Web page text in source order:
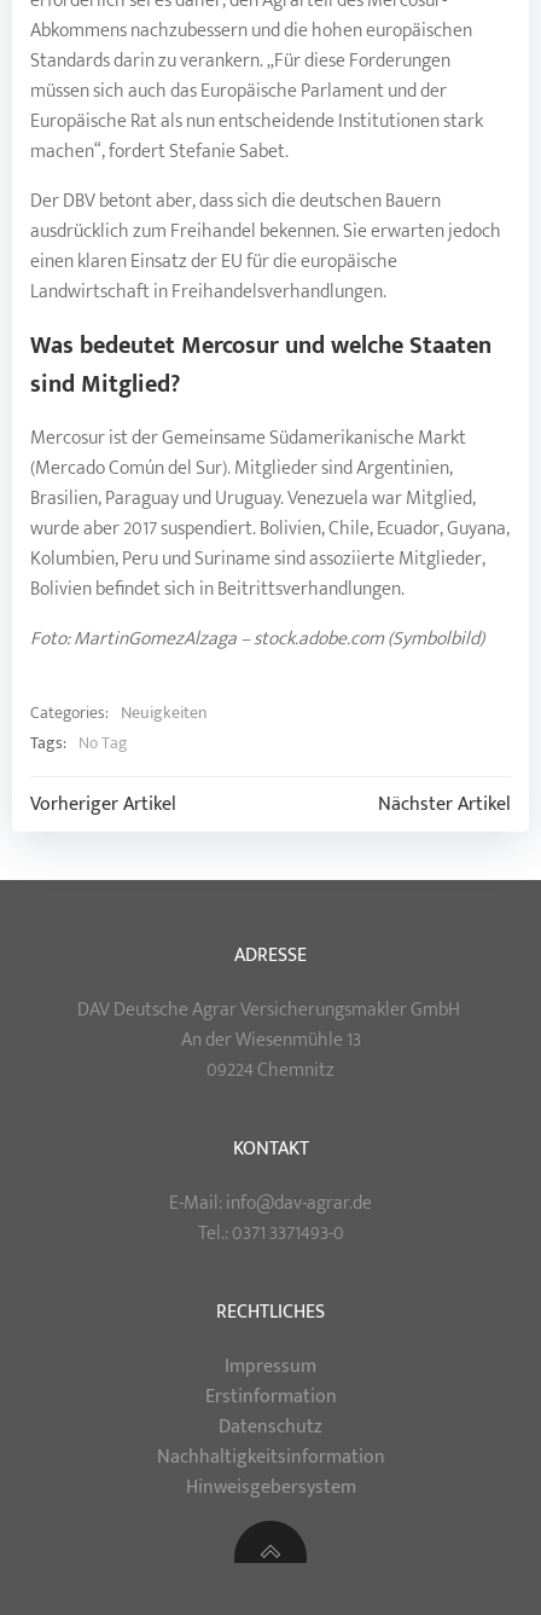
Abkommens nachzubessern und die hohen europäischen
Standards darin zu verankern. „Für diese Forderungen
müssen sich auch das Europäische Parlament und der
Europäische Rat als nun entscheidende Institutionen stark
machen“, fordert Stefanie Sabet.
Der DBV betont aber, dass sich die deutschen Bauern
ausdrücklich zum Freihandel bekennen. Sie erwarten jedoch
einen klaren Einsatz der EU für die europäische
Landwirtschaft in Freihandelsverhandlungen.
Was bedeutet Mercosur und welche Staaten
sind Mitglied?
Mercosur ist der Gemeinsame Südamerikanische Markt
(Mercado Común del Sur). Mitglieder sind Argentinien,
Brasilien, Paraguay und Uruguay. Venezuela war Mitglied,
wurde aber 2017 suspendiert. Bolivien, Chile, Ecuador, Guyana,
Kolumbien, Peru und Suriname sind assoziierte Mitglieder,
Bolivien befindet sich in Beitrittsverhandlungen.
Foto: MartinGomezAlzaga – stock.adobe.com (Symbolbild)
Categories: Neuigkeiten
Tags: No Tag
Post
navigation
Vorheriger Artikel Post
navigation
Nächster Artikel
ADRESSE
DAV Deutsche Agrar Versicherungsmakler GmbH
An der Wiesenmühle 13
09224 Chemnitz
KONTAKT
E-Mail: info@dav-agrar.de
Tel.: 0371 3371493-0
RECHTLICHES
Impressum
Erstinformation
Datenschutz
Nachhaltigkeitsinformation
Hinweisgebersystem